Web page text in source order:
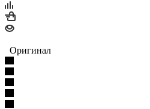
Оригинал